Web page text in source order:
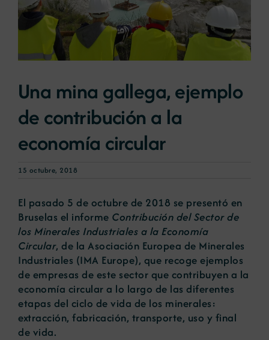
Noticias
Contacto
Una mina gallega, ejemplo
de contribución a la
economía circular
15 octubre, 2018
El pasado 5 de octubre de 2018 se presentó en
Bruselas el informe Contribución del Sector de
los Minerales Industriales a la Economía
Circular, de la Asociación Europea de Minerales
Industriales (IMA Europe), que recoge ejemplos
de empresas de este sector que contribuyen a la
economía circular a lo largo de las diferentes
etapas del ciclo de vida de los minerales:
extracción, fabricación, transporte, uso y final
de vida.